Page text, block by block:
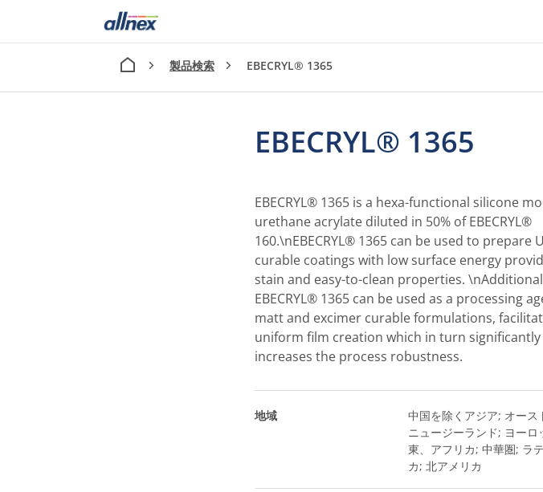
製品検索 EBECRYL® 1365
EBECRYL® 1365
EBECRYL® 1365 is a hexa-functional silicone
urethane acrylate diluted in 50% of EBECRYL®
160.\nEBECRYL® 1365 can be used to prepare
curable coatings with low surface energy
stain and easy-to-clean properties.
EBECRYL® 1365 can be used as a processing
matt and excimer curable formulations,
uniform film creation which in turn significantly
increases the process robustness.
地域
中国を除くアジア; オース
ニュージーランド; ヨーロ
東、アフリカ; 中華圏; ラ
カ; 北アメリカ